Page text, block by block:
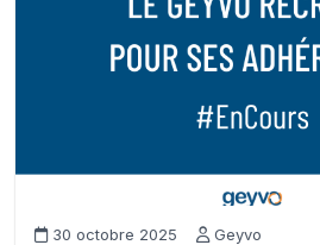
30 octobre 2025 Geyvo